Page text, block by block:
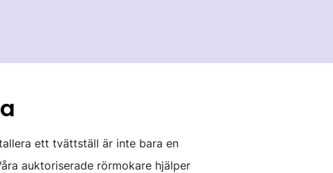
ett tvättställ är inte bara en
auktoriserade rörmokare hjälper